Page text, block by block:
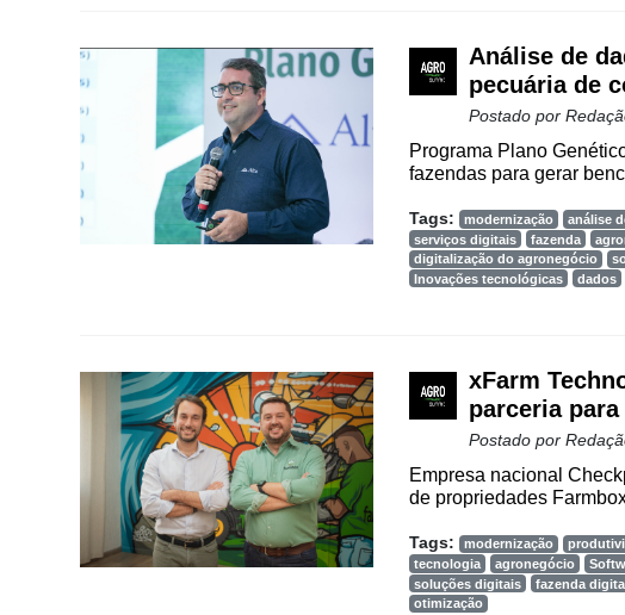
Análise de
pecuária de
Postado por
Programa Plano
fazendas para gerar
Tags: modernização análise
serviços digitais
fazenda
digitalização do agronegócio
Inovações tecnológicas
dados
xFarm
parceria
Postado por
Empresa nacional
de propriedades
Tags: modernização
tecnologia
agronegócio
soluções digitais
fazenda
otimização